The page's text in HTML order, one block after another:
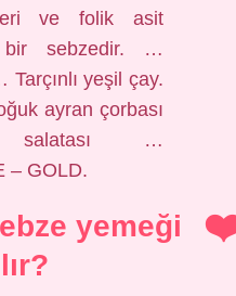
ve folik asit
bir sebzedir. …
yeşil çay.
ayran çorbası
…
– GOLD.
yemeği